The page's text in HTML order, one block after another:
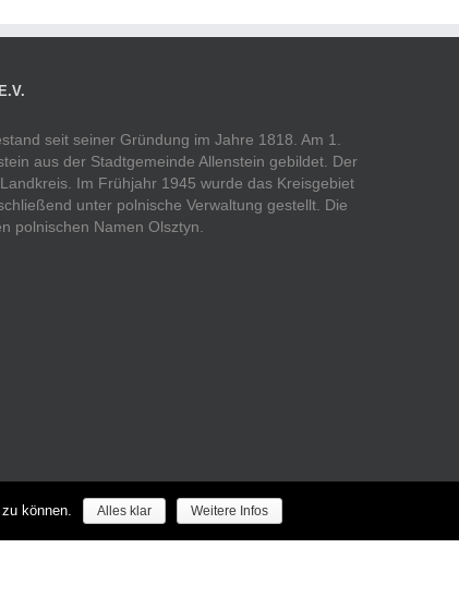
seit seiner Gründung im Jahre 1818. Am 1.
aus der Stadtgemeinde Allenstein gebildet. Der
Im Frühjahr 1945 wurde das Kreisgebiet
unter polnische Verwaltung gestellt. Die
polnischen Namen Olsztyn.
können. Alles klar Weitere Infos